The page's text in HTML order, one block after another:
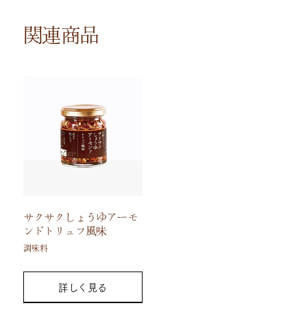
関連商品
サクサクしょうゆアーモ
ンドトリュフ風味
調味料
詳しく見る